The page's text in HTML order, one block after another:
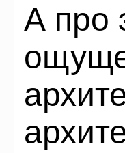
А про